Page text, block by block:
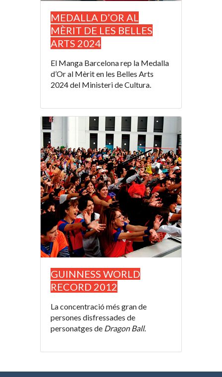
MEDALLA D’OR AL
MÈRIT DE LES BELLES
ARTS 2024
El Manga Barcelona rep la Medalla
d’Or al Mèrit en les Belles Arts
2024 del Ministeri de Cultura.
GUINNESS WORLD
RECORD 2012
La concentració més gran de
persones disfressades de
personatges de Dragon Ball.